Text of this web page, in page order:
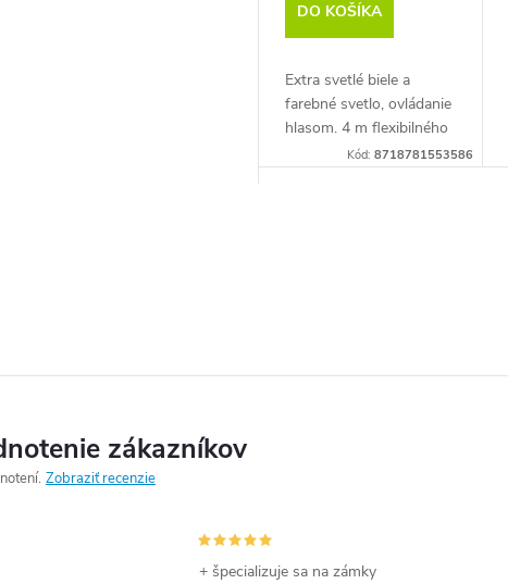
DO KOŠÍKA
Extra svetlé biele a
farebné svetlo, ovládanie
hlasom. 4 m flexibilného
pásika s 16 M farieb pre
Kód: 8718781553586
c
i
zákazníkov
Zobraziť recenzie
+ špecializuje sa na zámky